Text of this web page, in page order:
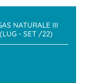
NATURALE III
- SET /22)